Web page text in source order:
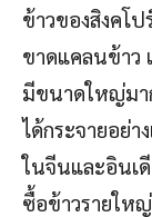
ข้าวของสิงคโ
ขาดแคลนข้าว
มีขนาดใหญ่มา
ได้กระจายอย่
ในจีนและอินเ
ซื้อข้าวรายให